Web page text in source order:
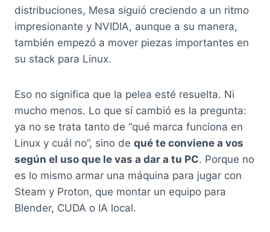
distribuciones, Mesa siguió creciendo a un ritmo
impresionante y NVIDIA, aunque a su manera,
también empezó a mover piezas importantes en
su stack para Linux.
Eso no significa que la pelea esté resuelta. Ni
mucho menos. Lo que sí cambió es la pregunta:
ya no se trata tanto de “qué marca funciona en
Linux y cuál no”, sino de qué te conviene a vos
según el uso que le vas a dar a tu PC. Porque no
es lo mismo armar una máquina para jugar con
Steam y Proton, que montar un equipo para
Blender, CUDA o IA local.